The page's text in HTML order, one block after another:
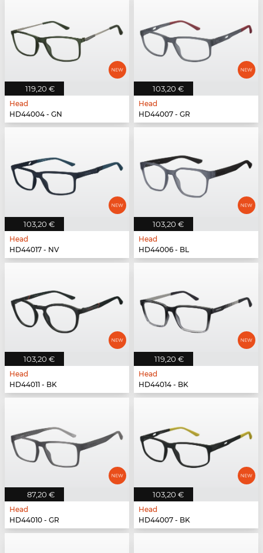
119,20 €
Head
HD44004 - GN
103,20 €
Head
HD44007 - GR
103,20 €
Head
HD44017 - NV
103,20 €
Head
HD44006 - BL
103,20 €
Head
HD44011 - BK
119,20 €
Head
HD44014 - BK
87,20 €
Head
HD44010 - GR
103,20 €
Head
HD44007 - BK